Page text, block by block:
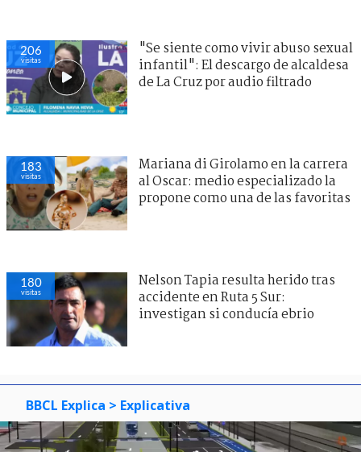
206
visitas
"Se siente como vivir abuso sexual
infantil": El descargo de alcaldesa
de La Cruz por audio filtrado
183
visitas
Mariana di Girolamo en la carrera
al Oscar: medio especializado la
propone como una de las favoritas
180
visitas
Nelson Tapia resulta herido tras
accidente en Ruta 5 Sur:
investigan si conducía ebrio
BBCL Explica > Explicativa